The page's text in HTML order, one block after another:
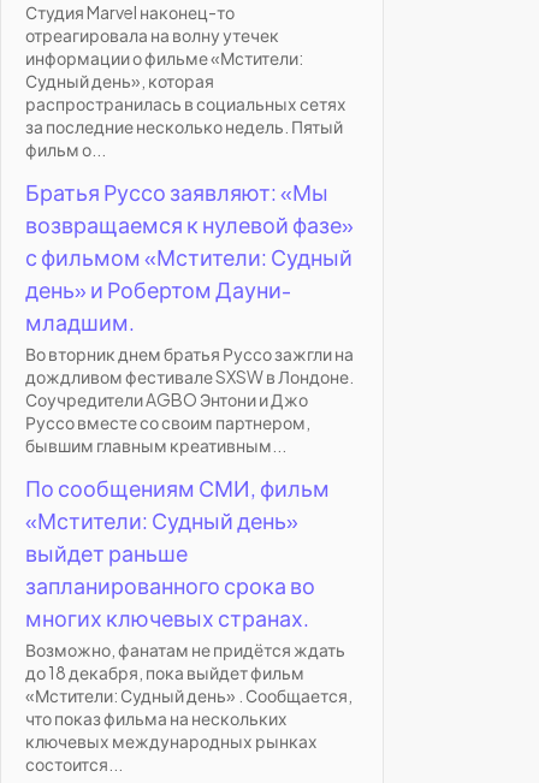
Студия Marvel наконец-то
отреагировала на волну утечек
информации о фильме «Мстители:
Судный день», которая
распространилась в социальных сетях
за последние несколько недель. Пятый
фильм о...
Братья Руссо заявляют: «Мы
возвращаемся к нулевой фазе»
с фильмом «Мстители: Судный
день» и Робертом Дауни-
младшим.
Во вторник днем братья Руссо зажгли на
дождливом фестивале SXSW в Лондоне.
Соучредители AGBO Энтони и Джо
Руссо вместе со своим партнером,
бывшим главным креативным...
По сообщениям СМИ, фильм
«Мстители: Судный день»
выйдет раньше
запланированного срока во
многих ключевых странах.
Возможно, фанатам не придётся ждать
до 18 декабря, пока выйдет фильм
«Мстители: Судный день» . Сообщается,
что показ фильма на нескольких
ключевых международных рынках
состоится...